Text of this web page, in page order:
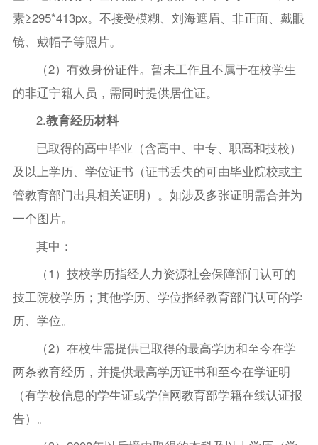
素≥295*413px。不接受模糊、刘海遮眉、非正面、戴眼
镜、戴帽子等照片。
（2）有效身份证件。暂未工作且不属于在校学生
的非辽宁籍人员，需同时提供居住证。
2.教育经历材料
已取得的高中毕业（含高中、中专、职高和技校）
及以上学历、学位证书（证书丢失的可由毕业院校或主
管教育部门出具相关证明）。如涉及多张证明需合并为
一个图片。
其中：
（1）技校学历指经人力资源社会保障部门认可的
技工院校学历；其他学历、学位指经教育部门认可的学
历、学位。
（2）在校生需提供已取得的最高学历和至今在学
两条教育经历，并提供最高学历证书和至今在学证明
（有学校信息的学生证或学信网教育部学籍在线认证报
告）。